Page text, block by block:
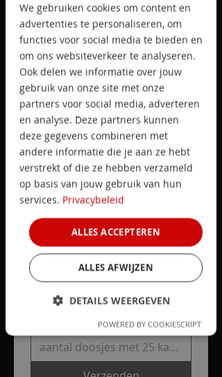
Bedrijfsnaam
Voornaam
Achternaam
Adres
Postcode en plaats
E-mail
Aantal doosjes met 25
We gebruiken cookies om content en
advertenties te personaliseren, om
functies voor social media te bieden en
om ons websiteverkeer te analyseren.
Ook delen we informatie over jouw
gebruik van onze site met onze
partners voor social media, adverteren
en analyse. Deze partners kunnen
deze gegevens combineren met
andere informatie die je aan ze hebt
verstrekt of die ze hebben verzameld
op basis van jouw gebruik van hun
services. Privacybeleid
ALLES ACCEPTEREN
ALLES AFWIJZEN
DETAILS WEERGEVEN
POWERED BY COOKIESCRIPT